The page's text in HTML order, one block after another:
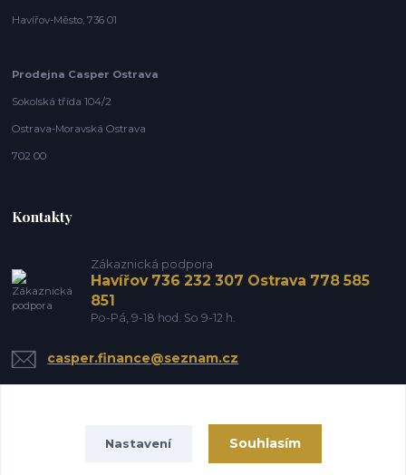
Havířov-Město, 736 01
Prodejna Casper Ostrava
Sokolská třída 104/2
Ostrava-Moravská Ostrava
702 00
Kontakty
Zákaznická podpora
Havířov 736 232 307 Ostrava 778 585
851
Po-Pá, 9-18 hod. So 9-12 h.
casper.finance@seznam.cz
Nastavení Souhlasím